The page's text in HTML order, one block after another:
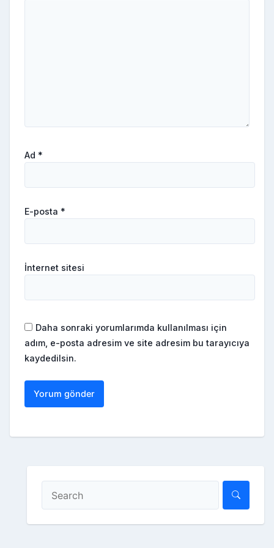
Ad *
E-posta *
İnternet sitesi
Daha sonraki yorumlarımda kullanılması için
adım, e-posta adresim ve site adresim bu tarayıcıya
kaydedilsin.